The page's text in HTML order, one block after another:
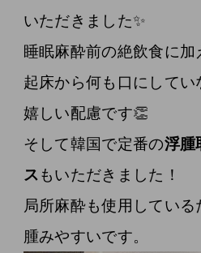
いただきました✨
睡眠麻酔前の絶飲食に
起床から何も口にして
嬉しい配慮です👏
そして韓国で定番の浮腫
ス もいただきました！
局所麻酔も使用してい
腫みやすいです。